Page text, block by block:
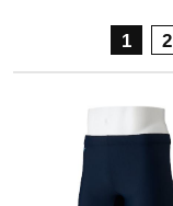
ランニン
サッカー
1 2